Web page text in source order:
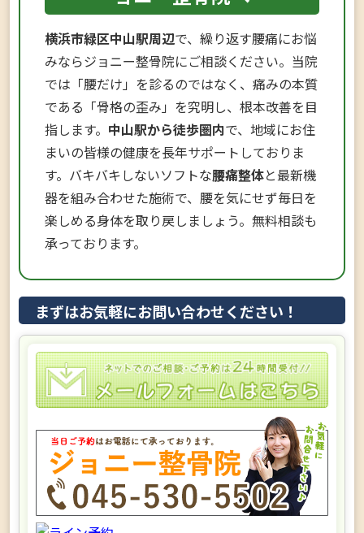
ていただけます。
横浜市緑区中山駅周辺で、繰り返す腰痛にお悩
みならジョニー整骨院にご相談ください。当院
では「腰だけ」を診るのではなく、痛みの本質
である「骨格の歪み」を究明し、根本改善を目
指します。 中山駅から徒歩圏内で、地域にお住
まいの皆様の健康を長年サポートしておりま
す。バキバキしないソフトな腰痛整体と最新機
器を組み合わせた施術で、腰を気にせず毎日を
楽しめる身体を取り戻しましょう。無料相談も
承っております。
まずはお気軽にお問い合わせください！